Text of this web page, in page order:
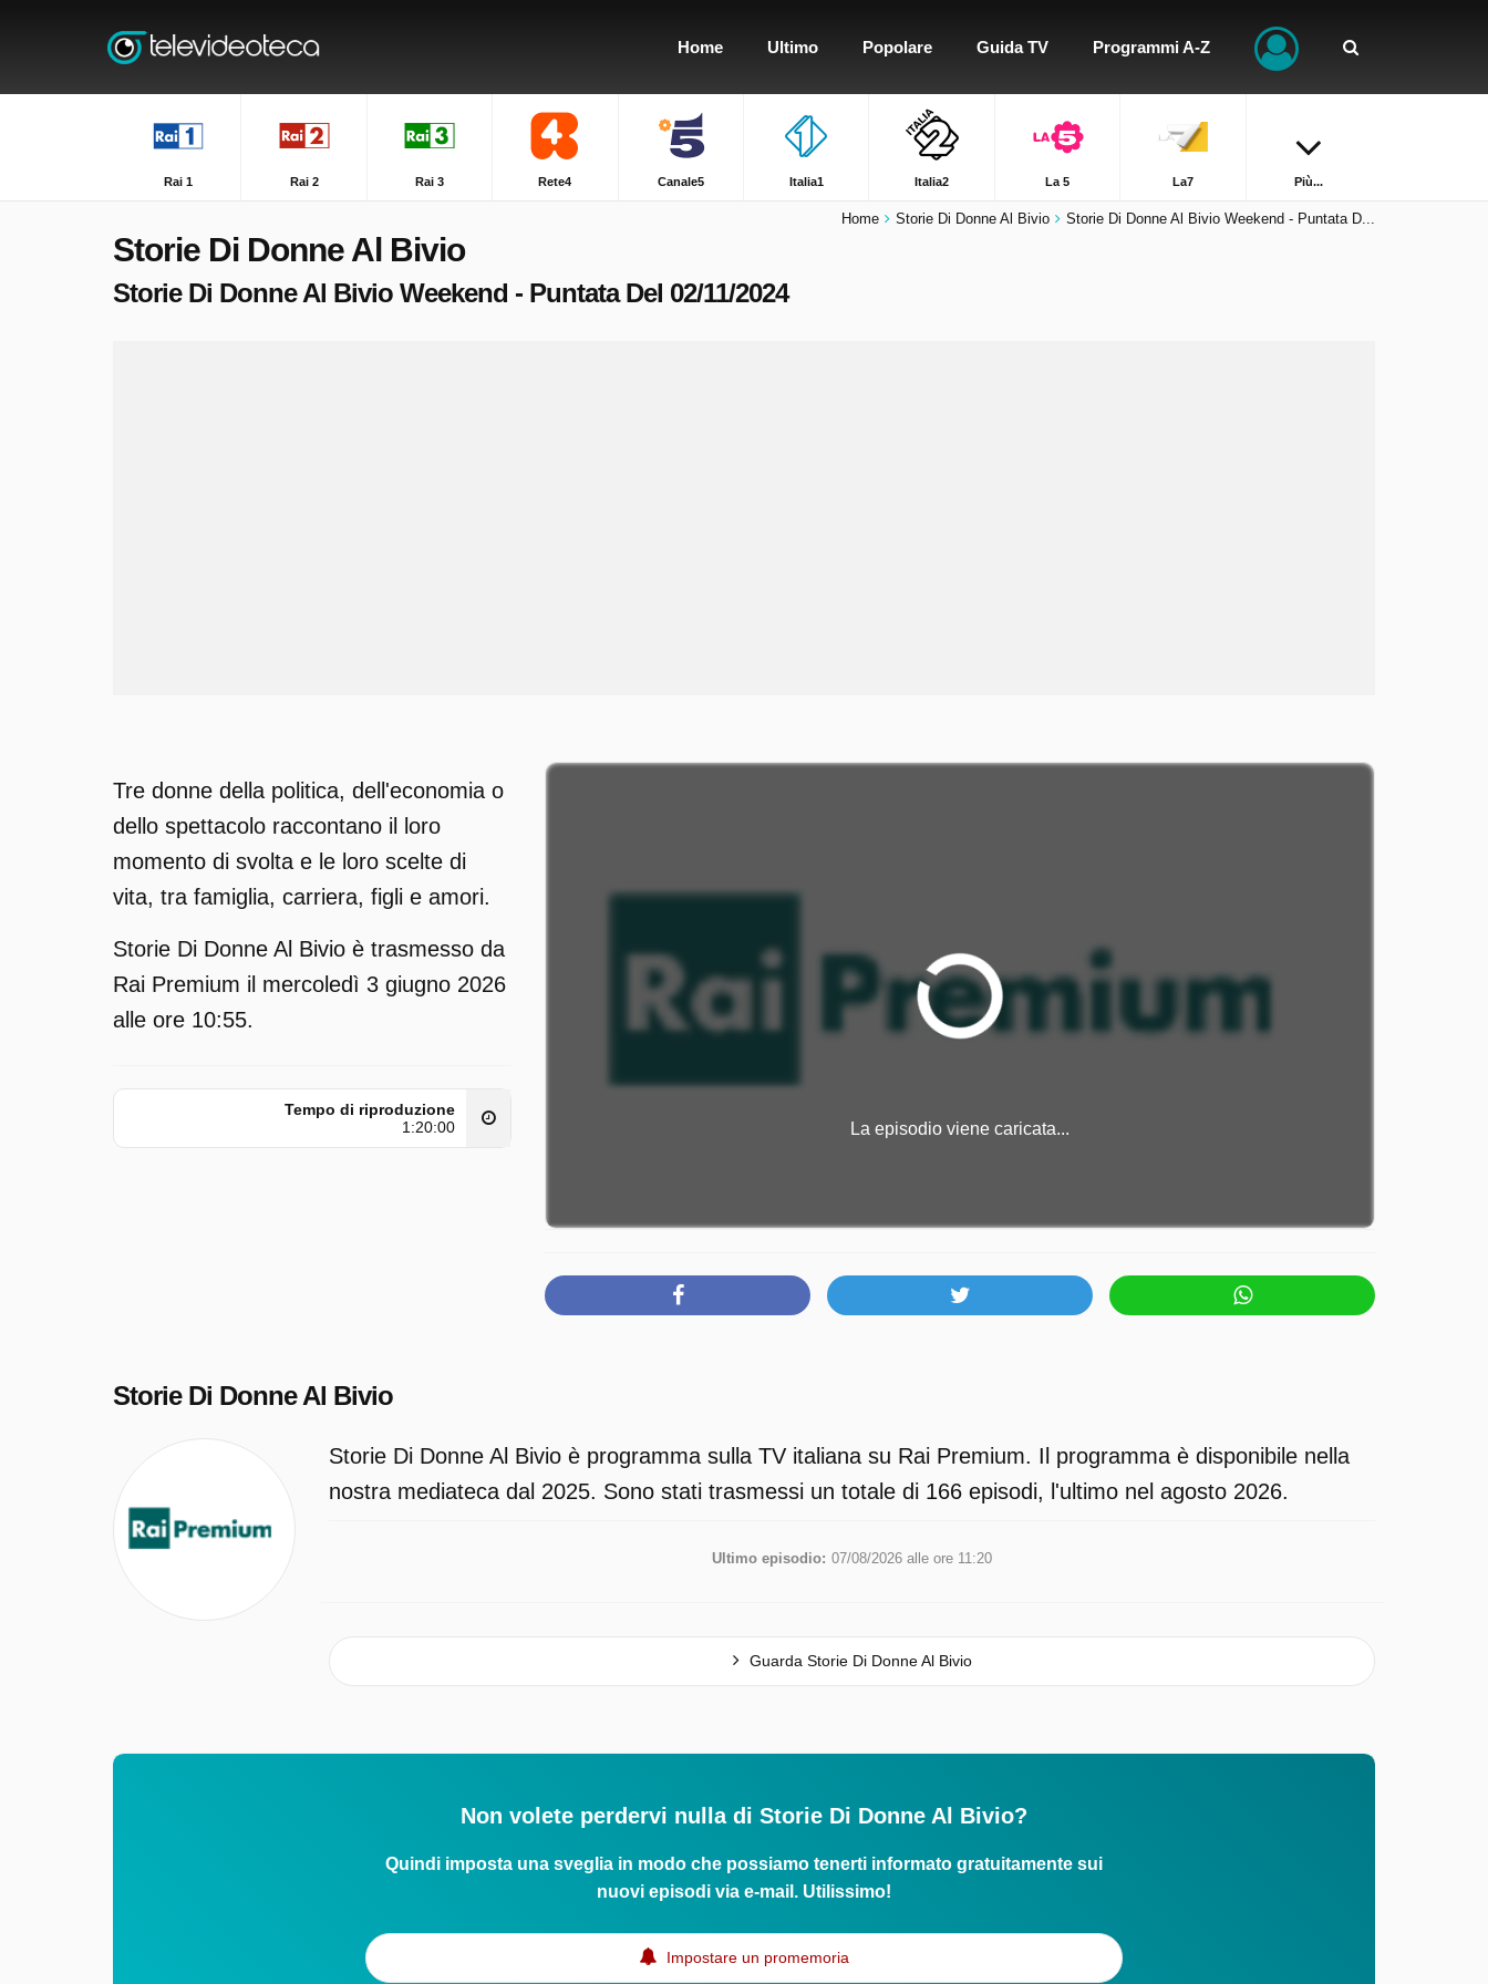
Home Ultimo Popolare Guida TV Programmi A-Z
Rai 1 Rai 2 Rai 3 Rete4 Canale5 Italia1 Italia2 La 5 La7 Più...
Home Storie Di Donne Al Bivio Storie Di Donne Al Bivio Weekend - Puntata D...
Storie Di Donne Al Bivio
Storie Di Donne Al Bivio Weekend - Puntata Del 02/11/2024
Tre donne della politica, dell'economia o
dello spettacolo raccontano il loro
momento di svolta e le loro scelte di
vita, tra famiglia, carriera, figli e amori.
Storie Di Donne Al Bivio è trasmesso da
Rai Premium il mercoledì 3 giugno 2026
alle ore 10:55.
Tempo di riproduzione
1:20:00
La episodio viene caricata...
Storie Di Donne Al Bivio
Storie Di Donne Al Bivio è programma sulla TV italiana su Rai Premium. Il programma è disponibile nella
nostra mediateca dal 2025. Sono stati trasmessi un totale di 166 episodi, l'ultimo nel agosto 2026.
Ultimo episodio: 07/08/2026 alle ore 11:20
Guarda Storie Di Donne Al Bivio
Non volete perdervi nulla di Storie Di Donne Al Bivio?
Quindi imposta una sveglia in modo che possiamo tenerti informato gratuitamente sui
nuovi episodi via e-mail. Utilissimo!
Impostare un promemoria